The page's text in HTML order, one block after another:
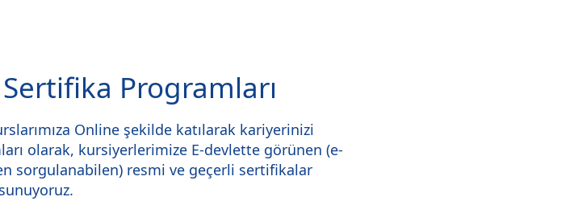
Programları
Online şekilde katılarak kariyerinizi
olarak, kursiyerlerimize E-devlette görünen (e-
sorgulanabilen) resmi ve geçerli sertifikalar
sunuyoruz.